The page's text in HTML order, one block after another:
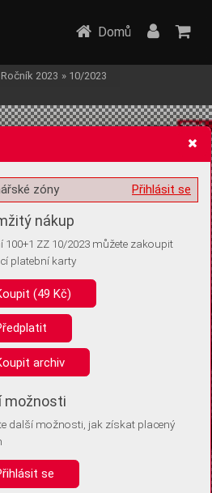
volitelných informací
ukládat žádné informace
vás ale požádali o souhlas s
se jedná o stejné zařízení, a
do vašeho zařízení, abychom se
je kdykoli později upravit ve Správě
Domů
Ročník 2023 » 10/2023
Přihlásit se
zóny
nákup
100+1 ZZ 10/2023 můžete zakoupit
platební karty
(49 Kč)
archiv
možnosti
další možnosti, jak získat placený
se